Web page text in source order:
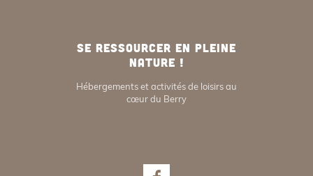
SE RESSOURCER EN PLEINE
NATURE !
Hébergements et activités de loisirs au
cœur du Berry